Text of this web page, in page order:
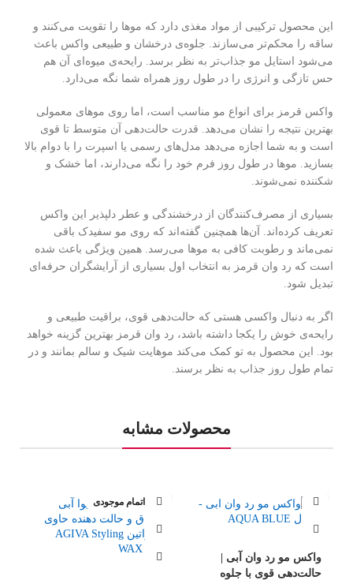
این محصول ترکیبی از مواد مغذی دارد که موها را تقویت می‌کنند و
ساقه را محکم‌تر می‌سازند. جلوه‌ی درخشان و طبیعی واکس باعث
می‌شود استایل مو جذاب‌تر به نظر برسد. رایحه‌ی میوه‌ای آن هم
حس تازگی و انرژی را در طول روز همراه شما نگه می‌دارد.
واکس قرمز برای انواع مو مناسب است، اما روی موهای معمولی
بهترین نتیجه را نشان می‌دهد. قدرت حالت‌دهی آن متوسط تا قوی
است و به شما اجازه می‌دهد مدل‌های رسمی یا اسپرت را با دوام بالا
بسازید. موها در طول روز فرم خود را نگه می‌دارند، اما خشک و
شکننده نمی‌شوند.
بسیاری از مصرف‌کنندگان از درخشندگی و عطر دلپذیر این واکس
تعریف کرده‌اند. آن‌ها همچنین گفته‌اند که روی مو سفیدک باقی
نمی‌ماند و رطوبت کافی به موها می‌رسد. همین ویژگی باعث شده
است که رد وان قرمز به انتخاب اول بسیاری از آرایشگران حرفه‌ای
تبدیل شود.
اگر به دنبال واکسی هستی که حالت‌دهی قوی، براقیت طبیعی و
رایحه‌ی خوش را یکجا داشته باشد، رد وان قرمز بهترین گزینه خواهد
بود. این محصول به تو کمک می‌کند موهایت شیک و سالم بمانند و در
تمام طول روز جذاب به نظر برسند.
محصولات مشابه
واکس مو رد وان آبی |
حالت‌دهی قوی با جلوه
اتمام موجودی